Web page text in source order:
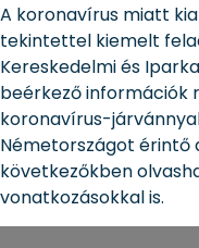
A koronavírus miatt
tekintettel kiemelt
Kereskedelmi és
beérkező információk
koronavírus-
Németországot érintő
következőkben
vonatkozásokkal is.